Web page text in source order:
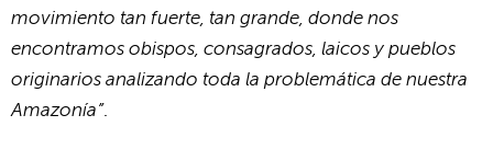
movimiento tan fuerte, tan grande, donde nos
encontramos obispos, consagrados, laicos y pueblos
originarios analizando toda la problemática de nuestra
Amazonía”.